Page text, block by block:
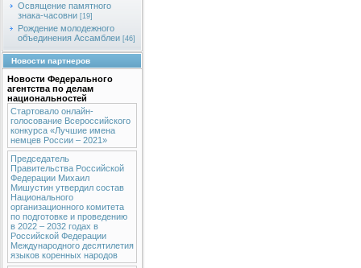
Освящение памятного
знака-часовни [19]
Рождение молодежного
объединения Ассамблеи [46]
Новости партнеров
Новости Федерального
агентства по делам
национальностей
Стартовало онлайн-
голосование Всероссийского
конкурса «Лучшие имена
немцев России – 2021»
Председатель
Правительства Российской
Федерации Михаил
Мишустин утвердил состав
Национального
организационного комитета
по подготовке и проведению
в 2022 – 2032 годах в
Российской Федерации
Международного десятилетия
языков коренных народов